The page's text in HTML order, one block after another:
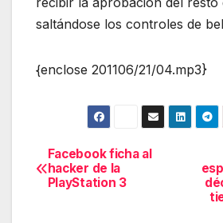
saltándose los controles de
{enclose 201106/21/04.mp3}
Navegación
de
Facebook ficha al
hacker de la
PlayStation 3